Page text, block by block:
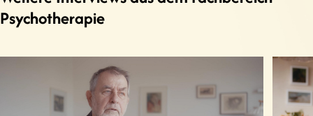
Psychotherapie